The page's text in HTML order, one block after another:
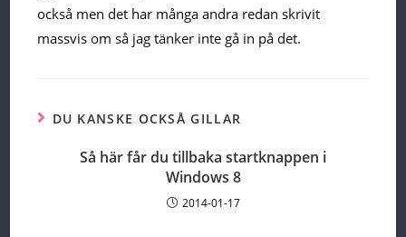
också men det har många andra redan skrivit
massvis om så jag tänker inte gå in på det.
DU KANSKE OCKSÅ GILLAR
Så här får du tillbaka startknappen i
Windows 8
2014-01-17